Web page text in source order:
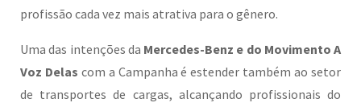
profissão cada vez mais atrativa para o gênero.
Uma das intenções da Mercedes-Benz e do Movimento A
Voz Delas com a Campanha é estender também ao setor
de transportes de cargas, alcançando profissionais do